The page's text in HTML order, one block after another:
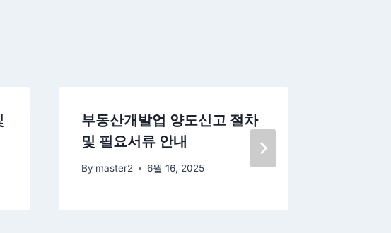
부동산개발업 양도신고 절차
및 필요서류 안내
By master2 6월 16, 2025